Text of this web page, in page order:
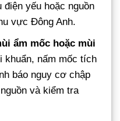
điện yếu hoặc nguồn
vực Đông Anh.
ẩm mốc hoặc mùi
khuẩn, nấm mốc tích
báo nguy cơ chập
và kiểm tra